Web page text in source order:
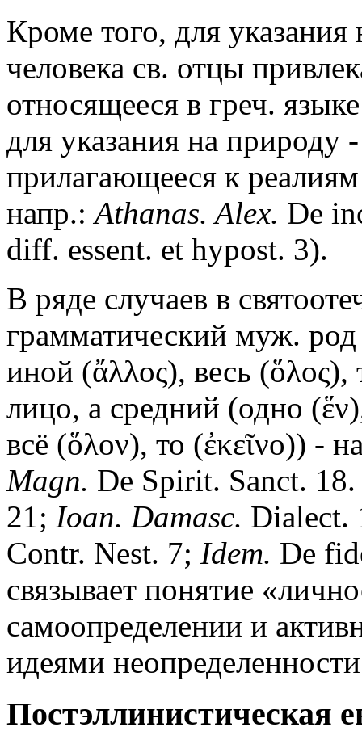
Кроме того, для
человека св. отцы
относящееся в греч.
для указания на природу
прилагающееся к
напр.:Athanas. Alex. De
diff. essent. et hypost. 3).
В ряде случаев в
грамматический муж. род
иной (ἄλλος), весь (ὅλος),
лицо, а средний (одно
всё (ὅλον), то (ἐκεῖνο)) -
Magn. De Spirit. Sanct.
21; Ioan. Damasc.
Contr. Nest. 7; Idem. De
связывает понятие
самоопределении и
идеями
Постэллинистическая